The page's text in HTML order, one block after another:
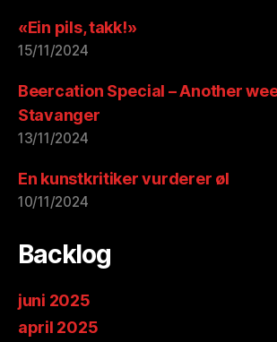
«Ein pils, takk!»
15/11/2024
Beercation Special – Another
Stavanger
13/11/2024
En kunstkritiker vurderer øl
10/11/2024
Backlog
juni 2025
april 2025